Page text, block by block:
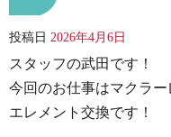
投稿日 2026年4月6日
スタッフの武田です！
今回のお仕事はマクラー
エレメント交換です！